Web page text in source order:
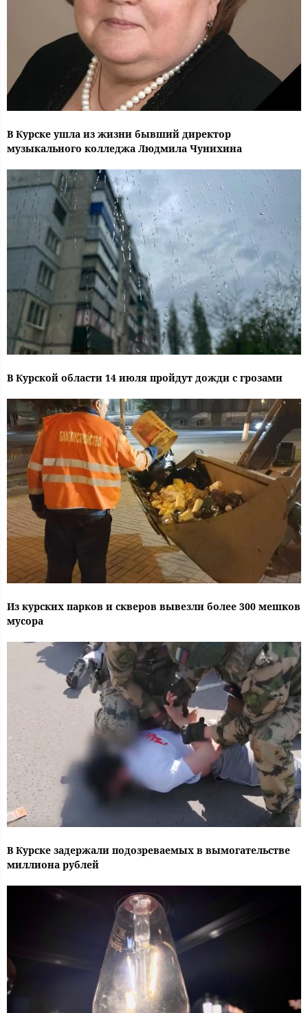
В Курске ушла из жизни бывший директор
музыкального колледжа Людмила Чунихина
В Курской области 14 июля пройдут дожди с грозами
Из курских парков и скверов вывезли более 300 мешков
мусора
В Курске задержали подозреваемых в вымогательстве
миллиона рублей